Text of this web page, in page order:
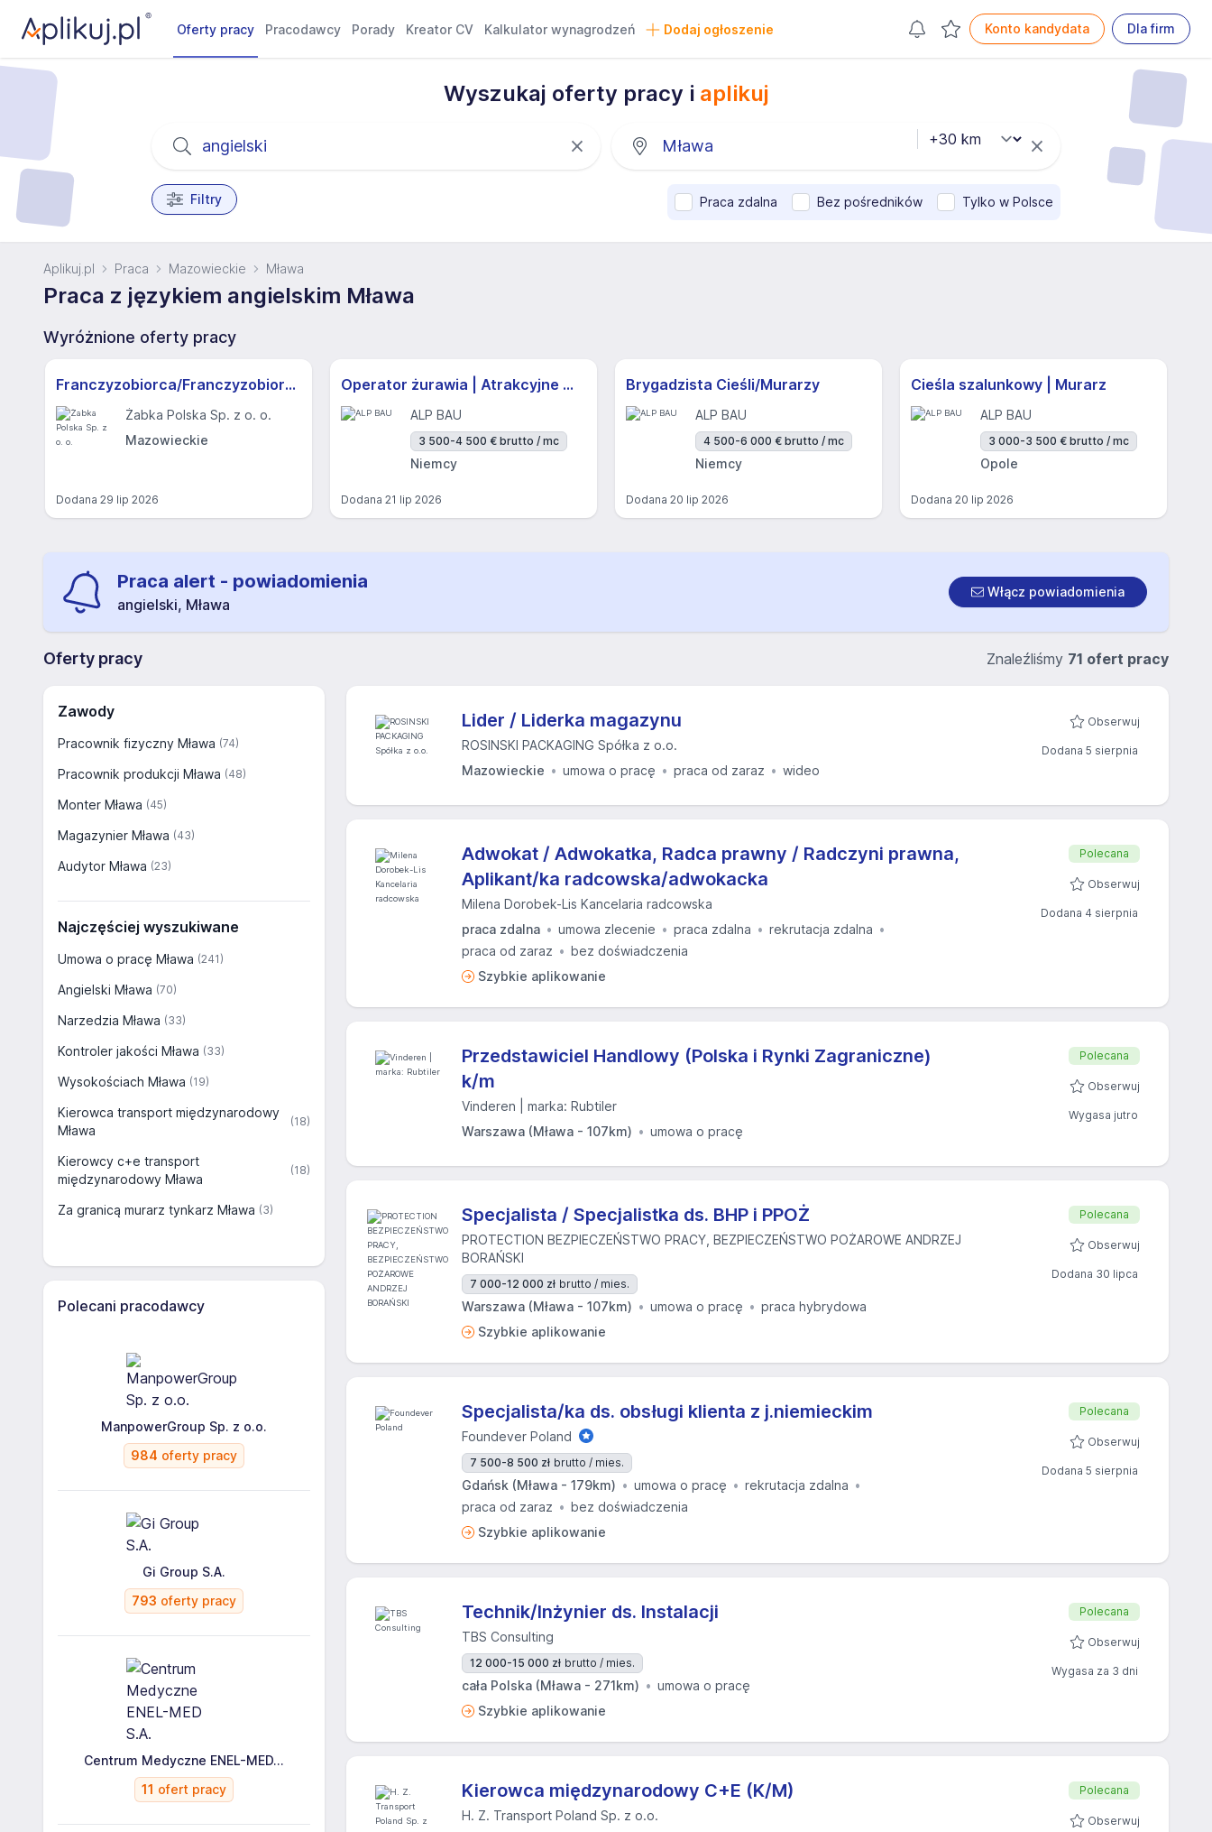
Oferty pracy Pracodawcy Porady Kreator CV Kalkulator wynagrodzeń Dodaj ogłoszenie Konto kandydata Dla firm
Wyszukaj oferty pracy i aplikuj
Filtry Praca zdalna Bez pośredników Tylko w Polsce
Aplikuj.pl Praca Mazowieckie Mława
Praca z językiem angielskim Mława
Wyróżnione oferty pracy
Franczyzobiorca/Franczyzobiorczyni sklepu Żabka
Żabka Polska Sp. z o. o.
Mazowieckie
Dodana 29 lip 2026
Operator żurawia | Atrakcyjne Warunki
ALP BAU
3 500-4 500 € brutto / mc
Niemcy
Dodana 21 lip 2026
Brygadzista Cieśli/Murarzy
ALP BAU
4 500-6 000 € brutto / mc
Niemcy
Dodana 20 lip 2026
Cieśla szalunkowy | Murarz
ALP BAU
3 000-3 500 € brutto / mc
Opole
Dodana 20 lip 2026
Praca alert - powiadomienia
angielski, Mława
Włącz powiadomienia
Oferty pracy Znaleźliśmy 71 ofert pracy
Zawody
Pracownik fizyczny Mława (74)
Pracownik produkcji Mława (48)
Monter Mława (45)
Magazynier Mława (43)
Audytor Mława (23)
Najczęściej wyszukiwane
Umowa o pracę Mława (241)
Angielski Mława (70)
Narzedzia Mława (33)
Kontroler jakości Mława (33)
Wysokościach Mława (19)
Kierowca transport międzynarodowy
Mława
(18)
Kierowcy c+e transport
międzynarodowy Mława
(18)
Za granicą murarz tynkarz Mława (3)
Polecani pracodawcy
ManpowerGroup Sp. z o.o.
984 oferty pracy
Gi Group S.A.
793 oferty pracy
Centrum Medyczne ENEL-MED...
11 ofert pracy
Lider / Liderka magazynu
ROSINSKI PACKAGING Spółka z o.o.
Mazowieckie
umowa o pracę praca od zaraz wideo
Obserwuj
Dodana 5 sierpnia
Adwokat / Adwokatka, Radca prawny / Radczyni prawna,
Aplikant/ka radcowska/adwokacka
Milena Dorobek-Lis Kancelaria radcowska
praca zdalna
umowa zlecenie praca zdalna
rekrutacja zdalna
praca od zaraz
bez doświadczenia
Szybkie aplikowanie
Polecana
Obserwuj
Dodana 4 sierpnia
Przedstawiciel Handlowy (Polska i Rynki Zagraniczne)
k/m
Vinderen | marka: Rubtiler
Warszawa (Mława - 107km)
umowa o pracę
Polecana
Obserwuj
Wygasa jutro
Specjalista / Specjalistka ds. BHP i PPOŻ
PROTECTION BEZPIECZEŃSTWO PRACY, BEZPIECZEŃSTWO POŻAROWE ANDRZEJ
BORAŃSKI
7 000-12 000 zł brutto / mies.
Warszawa (Mława - 107km) umowa o pracę
praca hybrydowa
Szybkie aplikowanie
Polecana
Obserwuj
Dodana 30 lipca
Specjalista/ka ds. obsługi klienta z j.niemieckim
Foundever Poland
7 500-8 500 zł brutto / mies.
Gdańsk (Mława - 179km) umowa o pracę
rekrutacja zdalna
praca od zaraz
bez doświadczenia
Szybkie aplikowanie
Polecana
Obserwuj
Dodana 5 sierpnia
Technik/Inżynier ds. Instalacji
TBS Consulting
12 000-15 000 zł brutto / mies.
cała Polska (Mława - 271km)
umowa o pracę
Szybkie aplikowanie
Polecana
Obserwuj
Wygasa za 3 dni
Kierowca międzynarodowy C+E (K/M)
H. Z. Transport Poland Sp. z o.o.
Polecana
Obserwuj